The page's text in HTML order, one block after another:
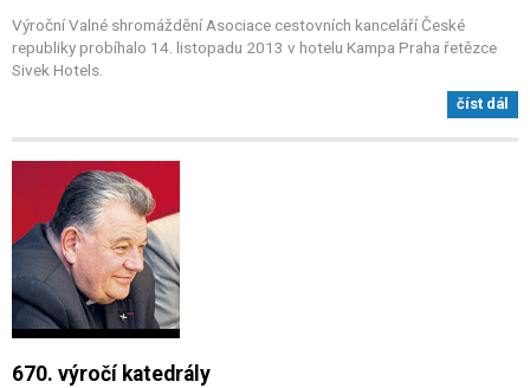
Výroční Valné shromáždění Asociace cestovních kanceláří České
republiky probíhalo 14. listopadu 2013 v hotelu Kampa Praha řetězce
Sivek Hotels.
číst dál
670. výročí katedrály